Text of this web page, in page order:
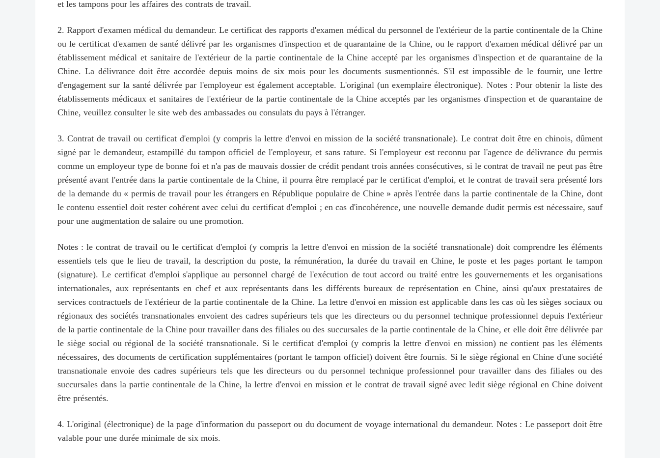
et les tampons pour les affaires des contrats de travail.
2. Rapport d'examen médical du demandeur. Le certificat des rapports d'examen médical du personnel de l'extérieur de la partie continentale de la Chine
ou le certificat d'examen de santé délivré par les organismes d'inspection et de quarantaine de la Chine, ou le rapport d'examen médical délivré par un
établissement médical et sanitaire de l'extérieur de la partie continentale de la Chine accepté par les organismes d'inspection et de quarantaine de la
Chine. La délivrance doit être accordée depuis moins de six mois pour les documents susmentionnés. S'il est impossible de le fournir, une lettre
d'engagement sur la santé délivrée par l'employeur est également acceptable. L'original (un exemplaire électronique). Notes : Pour obtenir la liste des
établissements médicaux et sanitaires de l'extérieur de la partie continentale de la Chine acceptés par les organismes d'inspection et de quarantaine de
Chine, veuillez consulter le site web des ambassades ou consulats du pays à l'étranger.
3. Contrat de travail ou certificat d'emploi (y compris la lettre d'envoi en mission de la société transnationale). Le contrat doit être en chinois, dûment
signé par le demandeur, estampillé du tampon officiel de l'employeur, et sans rature. Si l'employeur est reconnu par l'agence de délivrance du permis
comme un employeur type de bonne foi et n'a pas de mauvais dossier de crédit pendant trois années consécutives, si le contrat de travail ne peut pas être
présenté avant l'entrée dans la partie continentale de la Chine, il pourra être remplacé par le certificat d'emploi, et le contrat de travail sera présenté lors
de la demande du « permis de travail pour les étrangers en République populaire de Chine » après l'entrée dans la partie continentale de la Chine, dont
le contenu essentiel doit rester cohérent avec celui du certificat d'emploi ; en cas d'incohérence, une nouvelle demande dudit permis est nécessaire, sauf
pour une augmentation de salaire ou une promotion.
Notes : le contrat de travail ou le certificat d'emploi (y compris la lettre d'envoi en mission de la société transnationale) doit comprendre les éléments
essentiels tels que le lieu de travail, la description du poste, la rémunération, la durée du travail en Chine, le poste et les pages portant le tampon
(signature). Le certificat d'emploi s'applique au personnel chargé de l'exécution de tout accord ou traité entre les gouvernements et les organisations
internationales, aux représentants en chef et aux représentants dans les différents bureaux de représentation en Chine, ainsi qu'aux prestataires de
services contractuels de l'extérieur de la partie continentale de la Chine. La lettre d'envoi en mission est applicable dans les cas où les sièges sociaux ou
régionaux des sociétés transnationales envoient des cadres supérieurs tels que les directeurs ou du personnel technique professionnel depuis l'extérieur
de la partie continentale de la Chine pour travailler dans des filiales ou des succursales de la partie continentale de la Chine, et elle doit être délivrée par
le siège social ou régional de la société transnationale. Si le certificat d'emploi (y compris la lettre d'envoi en mission) ne contient pas les éléments
nécessaires, des documents de certification supplémentaires (portant le tampon officiel) doivent être fournis. Si le siège régional en Chine d'une société
transnationale envoie des cadres supérieurs tels que les directeurs ou du personnel technique professionnel pour travailler dans des filiales ou des
succursales dans la partie continentale de la Chine, la lettre d'envoi en mission et le contrat de travail signé avec ledit siège régional en Chine doivent
être présentés.
4. L'original (électronique) de la page d'information du passeport ou du document de voyage international du demandeur. Notes : Le passeport doit être
valable pour une durée minimale de six mois.